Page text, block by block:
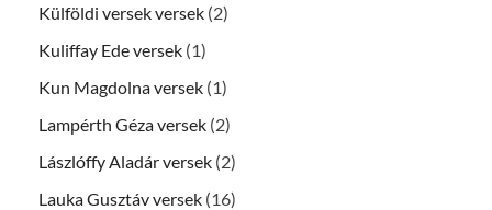
Külföldi versek versek (2)
Kuliffay Ede versek (1)
Kun Magdolna versek (1)
Lampérth Géza versek (2)
Lászlóffy Aladár versek (2)
Lauka Gusztáv versek (16)